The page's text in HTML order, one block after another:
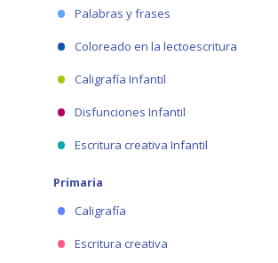
Palabras y frases
Coloreado en la lectoescritura
Caligrafía Infantil
Disfunciones Infantil
Escritura creativa Infantil
Primaria
Caligrafía
Escritura creativa